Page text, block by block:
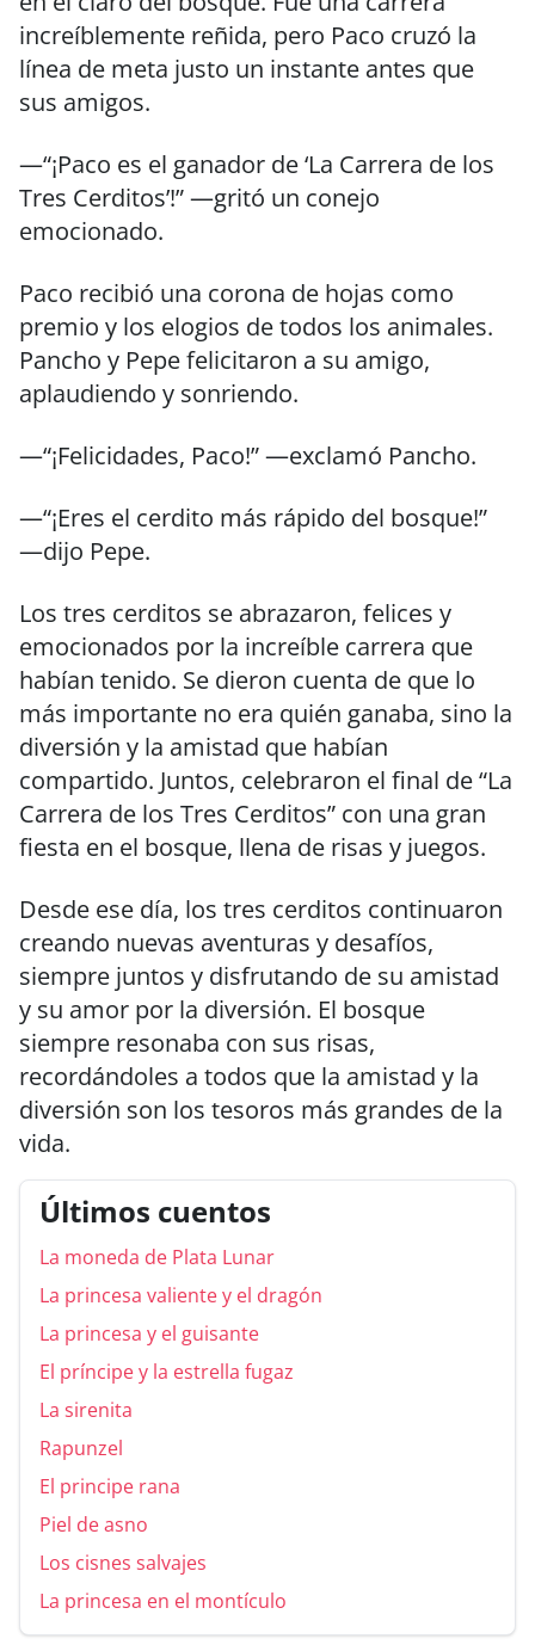
increíblemente reñida, pero Paco cruzó la
línea de meta justo un instante antes que
sus amigos.
—“¡Paco es el ganador de ‘La Carrera de los
Tres Cerditos’!” —gritó un conejo
emocionado.
Paco recibió una corona de hojas como
premio y los elogios de todos los animales.
Pancho y Pepe felicitaron a su amigo,
aplaudiendo y sonriendo.
—“¡Felicidades, Paco!” —exclamó Pancho.
—“¡Eres el cerdito más rápido del bosque!”
—dijo Pepe.
Los tres cerditos se abrazaron, felices y
emocionados por la increíble carrera que
habían tenido. Se dieron cuenta de que lo
más importante no era quién ganaba, sino la
diversión y la amistad que habían
compartido. Juntos, celebraron el final de “La
Carrera de los Tres Cerditos” con una gran
fiesta en el bosque, llena de risas y juegos.
Desde ese día, los tres cerditos continuaron
creando nuevas aventuras y desafíos,
siempre juntos y disfrutando de su amistad
y su amor por la diversión. El bosque
siempre resonaba con sus risas,
recordándoles a todos que la amistad y la
diversión son los tesoros más grandes de la
vida.
Últimos cuentos
La moneda de Plata Lunar
La princesa valiente y el dragón
La princesa y el guisante
El príncipe y la estrella fugaz
La sirenita
Rapunzel
El principe rana
Piel de asno
Los cisnes salvajes
La princesa en el montículo